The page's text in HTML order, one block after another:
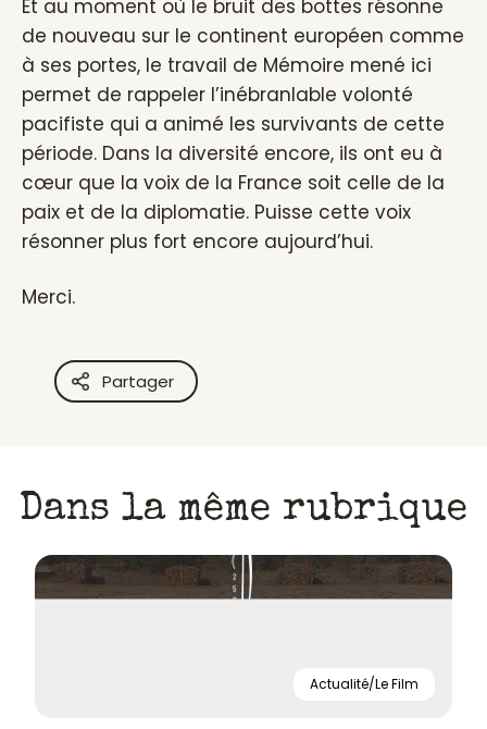
Et au moment où le bruit des bottes résonne
de nouveau sur le continent européen comme
à ses portes, le travail de Mémoire mené ici
permet de rappeler l’inébranlable volonté
pacifiste qui a animé les survivants de cette
période. Dans la diversité encore, ils ont eu à
cœur que la voix de la France soit celle de la
paix et de la diplomatie. Puisse cette voix
résonner plus fort encore aujourd’hui.
Merci.
Partager
Dans la même rubrique
Actualité/Le Film